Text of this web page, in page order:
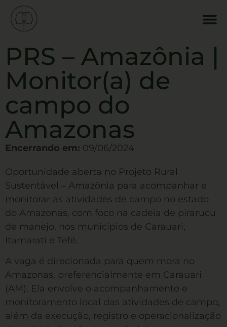
PRS – Amazônia |
Monitor(a) de
campo do
Amazonas
Encerrando em: 09/06/2024
Oportunidade aberta no Projeto Rural
Sustentável – Amazônia para acompanhar e
monitorar as atividades de campo no estado
do Amazonas, com foco na cadeia de pirarucu
de manejo, nos municípios de Carauari,
Itamarati e Tefé.
A vaga é direcionada para quem mora no
Amazonas, preferencialmente em Carauari
(AM). Ela envolve o acompanhamento e
monitoramento local das atividades de campo,
além da execução, registro e operacionalização